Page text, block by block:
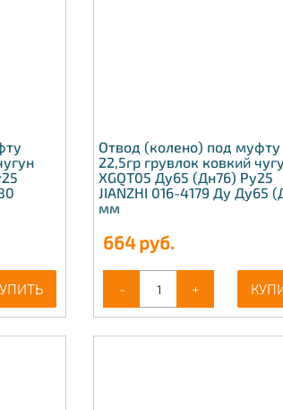
Отвод (колено) под муфту
22,5гр грувлок ковкий
XGQT05 Ду65 (Дн76) Ру25
JIANZHI 016-4179 Ду Ду65
мм
664руб.
- +